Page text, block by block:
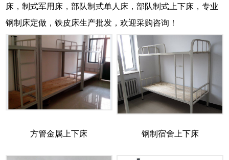
床，制式军用床，部队制式单人床，部队制式上下床，专业
钢制床定做，铁皮床生产批发，欢迎采购咨询！
方管金属上下床 钢制宿舍上下床